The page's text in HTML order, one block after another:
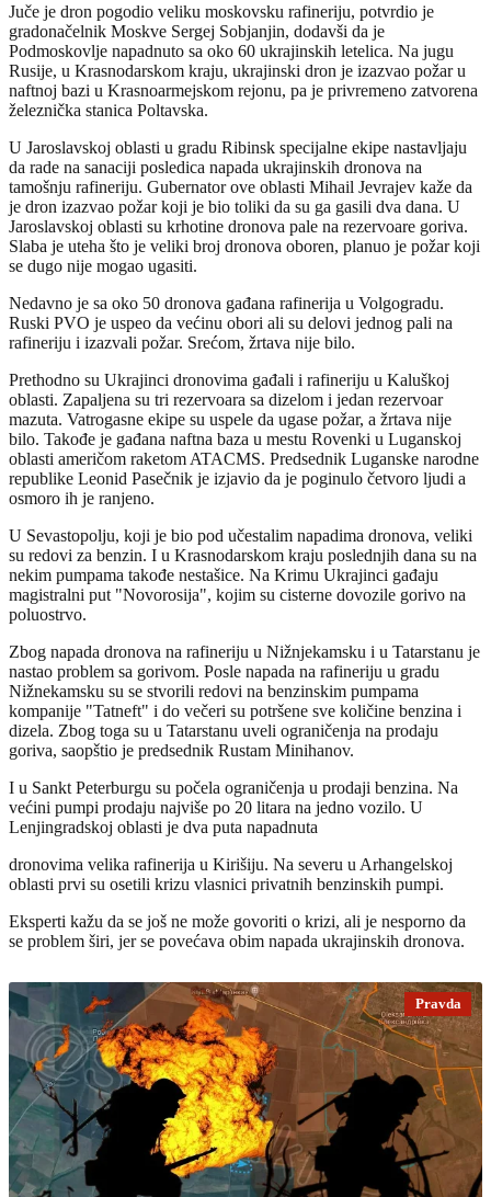
Juče je dron pogodio veliku moskovsku rafineriju, potvrdio je
gradonačelnik Moskve Sergej Sobjanjin, dodavši da je
Podmoskovlje napadnuto sa oko 60 ukrajinskih letelica. Na jugu
Rusije, u Krasnodarskom kraju, ukrajinski dron je izazvao požar u
naftnoj bazi u Krasnoarmejskom rejonu, pa je privremeno zatvorena
železnička stanica Poltavska.
U Jaroslavskoj oblasti u gradu Ribinsk specijalne ekipe nastavljaju
da rade na sanaciji posledica napada ukrajinskih dronova na
tamošnju rafineriju. Gubernator ove oblasti Mihail Jevrajev kaže da
je dron izazvao požar koji je bio toliki da su ga gasili dva dana. U
Jaroslavskoj oblasti su krhotine dronova pale na rezervoare goriva.
Slaba je uteha što je veliki broj dronova oboren, planuo je požar koji
se dugo nije mogao ugasiti.
Nedavno je sa oko 50 dronova gađana rafinerija u Volgogradu.
Ruski PVO je uspeo da većinu obori ali su delovi jednog pali na
rafineriju i izazvali požar. Srećom, žrtava nije bilo.
Prethodno su Ukrajinci dronovima gađali i rafineriju u Kaluškoj
oblasti. Zapaljena su tri rezervoara sa dizelom i jedan rezervoar
mazuta. Vatrogasne ekipe su uspele da ugase požar, a žrtava nije
bilo. Takođe je gađana naftna baza u mestu Rovenki u Luganskoj
oblasti američom raketom ATACMS. Predsednik Luganske narodne
republike Leonid Pasečnik je izjavio da je poginulo četvoro ljudi a
osmoro ih je ranjeno.
U Sevastopolju, koji je bio pod učestalim napadima dronova, veliki
su redovi za benzin. I u Krasnodarskom kraju poslednjih dana su na
nekim pumpama takođe nestašice. Na Krimu Ukrajinci gađaju
magistralni put "Novorosija", kojim su cisterne dovozile gorivo na
poluostrvo.
Zbog napada dronova na rafineriju u Nižnjekamsku i u Tatarstanu je
nastao problem sa gorivom. Posle napada na rafineriju u gradu
Nižnekamsku su se stvorili redovi na benzinskim pumpama
kompanije "Tatneft" i do večeri su potršene sve količine benzina i
dizela. Zbog toga su u Tatarstanu uveli ograničenja na prodaju
goriva, saopštio je predsednik Rustam Minihanov.
I u Sankt Peterburgu su počela ograničenja u prodaji benzina. Na
većini pumpi prodaju najviše po 20 litara na jedno vozilo. U
Lenjingradskoj oblasti je dva puta napadnuta
dronovima velika rafinerija u Kirišiju. Na severu u Arhangelskoj
oblasti prvi su osetili krizu vlasnici privatnih benzinskih pumpi.
Eksperti kažu da se još ne može govoriti o krizi, ali je nesporno da
se problem širi, jer se povećava obim napada ukrajinskih dronova.
Pravda